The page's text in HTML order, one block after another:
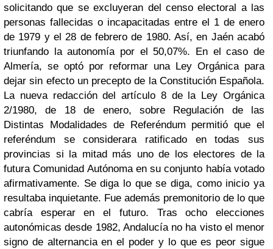
solicitando que se excluyeran del censo electoral a las
personas fallecidas o incapacitadas entre el 1 de enero
de 1979 y el 28 de febrero de 1980. Así, en Jaén acabó
triunfando la autonomía por el 50,07%. En el caso de
Almería, se optó por reformar una Ley Orgánica para
dejar sin efecto un precepto de la Constitución Española.
La nueva redacción del artículo 8 de la Ley Orgánica
2/1980, de 18 de enero, sobre Regulación de las
Distintas Modalidades de Referéndum permitió que el
referéndum se considerara ratificado en todas sus
provincias si la mitad más uno de los electores de la
futura Comunidad Autónoma en su conjunto había votado
afirmativamente. Se diga lo que se diga, como inicio ya
resultaba inquietante. Fue además premonitorio de lo que
cabría esperar en el futuro. Tras ocho elecciones
autonómicas desde 1982, Andalucía no ha visto el menor
signo de alternancia en el poder y lo que es peor sigue